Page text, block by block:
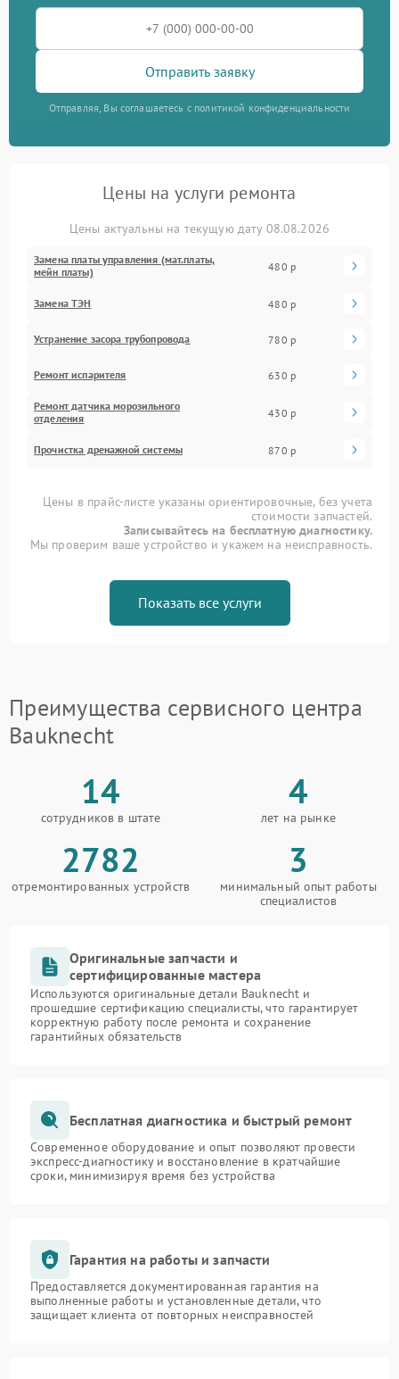
Отправить заявку
Отправляя, Вы соглашаетесь с политикой конфиденциальности
Цены на услуги ремонта
Цены актуальны на текущую дату 08.08.2026
Замена платы управления (мат.платы,
мейн платы)
480 р
Замена ТЭН 480 р
Устранение засора трубопровода 780 р
Ремонт испарителя 630 р
Ремонт датчика морозильного
отделения
430 р
Прочистка дренажной системы 870 р
Цены в прайс-листе указаны ориентировочные, без учета
стоимости запчастей.
Записывайтесь на бесплатную диагностику.
Мы проверим ваше устройство и укажем на неисправность.
Показать все услуги
Преимущества сервисного центра
Bauknecht
14
сотрудников в штате
4
лет на рынке
2782
отремонтированных устройств
3
минимальный опыт работы
специалистов
Оригинальные запчасти и
сертифицированные мастера
Используются оригинальные детали Bauknecht и
прошедшие сертификацию специалисты, что гарантирует
корректную работу после ремонта и сохранение
гарантийных обязательств
Бесплатная диагностика и быстрый ремонт
Современное оборудование и опыт позволяют провести
экспресс-диагностику и восстановление в кратчайшие
сроки, минимизируя время без устройства
Гарантия на работы и запчасти
Предоставляется документированная гарантия на
выполненные работы и установленные детали, что
защищает клиента от повторных неисправностей